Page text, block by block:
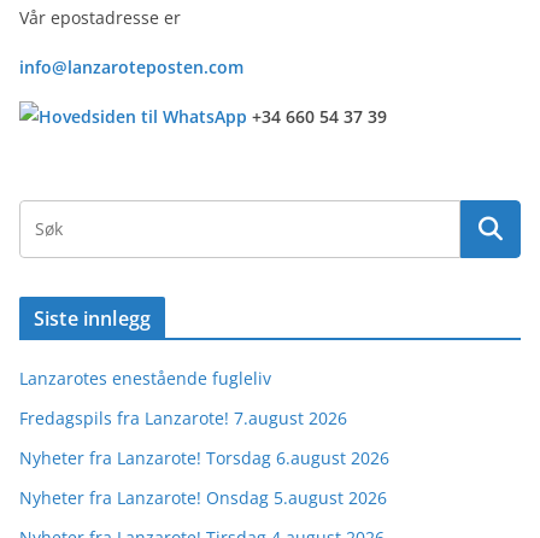
Vår epostadresse er
info@lanzaroteposten.com
+34 660 54 37 39
Siste innlegg
Lanzarotes enestående fugleliv
Fredagspils fra Lanzarote! 7.august 2026
Nyheter fra Lanzarote! Torsdag 6.august 2026
Nyheter fra Lanzarote! Onsdag 5.august 2026